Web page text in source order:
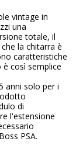
vintage in
una
totale, il
la chitarra è
caratteristiche
così semplice
anni solo per i
di
l'estensione
PSA.